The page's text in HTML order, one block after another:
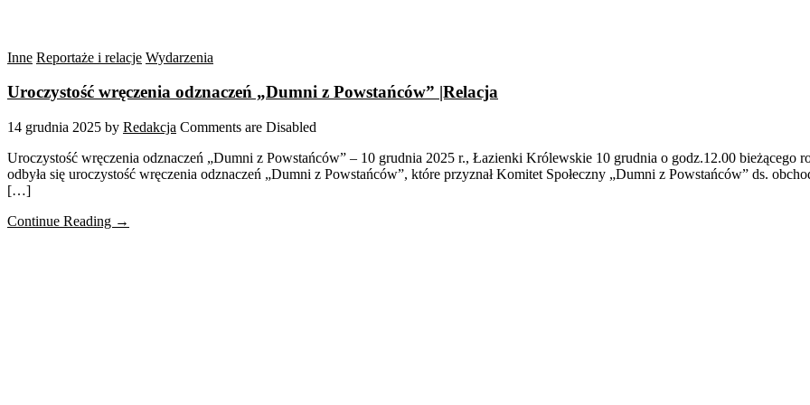
Inne Reportaże i relacje Wydarzenia
Uroczystość wręczenia odznaczeń „Dumni z Powstańców” |Relacja
14 grudnia 2025 by Redakcja Comments are Disabled
Uroczystość wręczenia odznaczeń „Dumni z Powstańców” – 10 grudnia 2025 r., Łazienki Królewskie 10 grudnia o godz.12.00 bieżącego
odbyła się uroczystość wręczenia odznaczeń „Dumni z Powstańców”, które przyznał Komitet Społeczny „Dumni z Powstańców” ds.
[…]
Continue Reading →